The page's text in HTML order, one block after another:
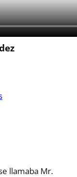
llamaba Mr.